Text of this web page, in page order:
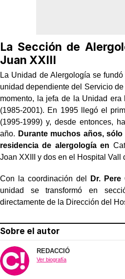
La Sección de
Juan XXIII
La Unidad de Alergología se
unidad dependiente del Servicio
momento, la jefa de la Unidad era
(1985-2001). En 1995 llegó el
(1995-1999) y, desde entonces,
año. Durante muchos años,
residencia de alergología en
Joan XXIII y dos en el Hospital Vall
Con la coordinación del Dr. Pere
unidad se transformó en
directamente de la Dirección del
Sobre el autor
REDACCIÓ
Ver biografía